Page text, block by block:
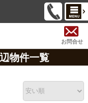
お問合せ
物件一覧